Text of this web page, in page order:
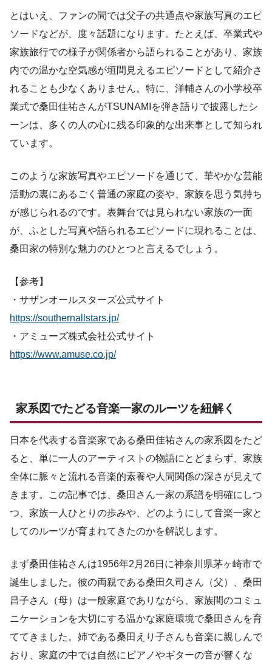
とはいえ、ファンの間では父子の共通点や家族写真のエピ
ソードなどが、度々話題になります。たとえば、卒業式や
家族旅行での様子が関係者から語られることがあり、家族
内での温かな空気感が垣間見えるエピソードとして紹介さ
れることも少なくありません。特に、洋輔さんの小学校卒
業式で桑田佳祐さんがTSUNAMIを弾き語りで披露したシ
ーンは、多くの人の心に残る印象的な出来事として知られ
ています。
このような家族写真やエピソードを通じて、華やかな芸能
活動の裏にあるごく普通の家庭の姿や、家族を思う気持ち
が感じられるのです。表舞台では見られない家族の一面
が、ふとした写真や語られるエピソードに現れることは、
桑田家の特別な魅力のひとつと言えるでしょう。
【参考】
・サザンオールスターズ公式サイト
https://southernallstars.jp/
・アミューズ株式会社公式サイト
https://www.amuse.co.jp/
家系図でたどる音楽一家のルーツを紐解く
日本を代表する音楽家である桑田佳祐さんの家系図をたど
ると、単に一人のアーティストの物語にとどまらず、家族
全体に脈々と流れる音楽的素養や人間関係の深さが見えて
きます。この記事では、桑田さん一家の系譜を明確にしつ
つ、家族一人ひとりの歩みや、どのようにして音楽一家と
してのルーツが育まれてきたのかを解説します。
まず桑田佳祐さんは1956年2月26日に神奈川県茅ヶ崎市で
誕生しました。彼の両親である桑田久司さん（父）、桑田
昌子さん（母）は一般家庭でありながら、家族間のコミュ
ニケーションを大切にする温かな家庭環境で桑田さんを育
ててきました。姉である桑田えり子さんも音楽に親しんで
おり、家庭の中では自然にピアノやギターの音が響くな